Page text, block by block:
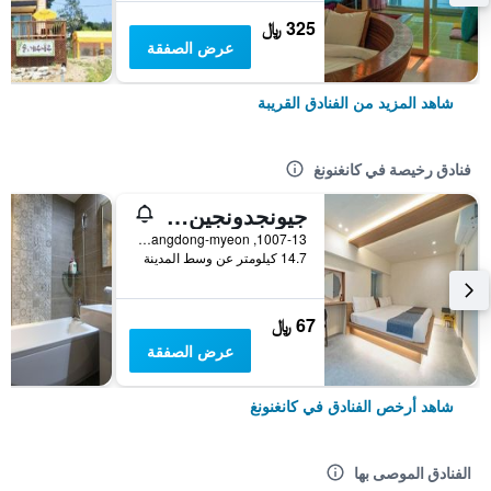
325 ﷼
عرض الصفقة
شاهد المزيد من الفنادق القريبة
فنادق رخيصة في كانغنونغ
جيونجدونجين موتل
1007-13, Heonhwa-ro, Gangdong-myeon, كانغنونغ, كوريا الجنوبية
14.7 كيلومتر عن وسط المدينة
67 ﷼
عرض الصفقة
شاهد أرخص الفنادق في كانغنونغ
الفنادق الموصى بها